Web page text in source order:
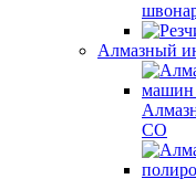
Алмазный
СО